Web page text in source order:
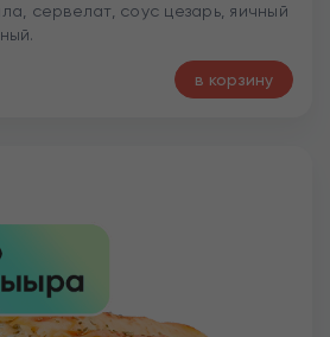
сервелат, соус цезарь, яичный
в корзину